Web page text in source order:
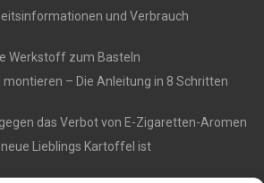
und Verbrauch
Werkstoff zum Basteln
– Die Anleitung in 8 Schritten
das Verbot von E-Zigaretten-Aromen
Lieblings Kartoffel ist